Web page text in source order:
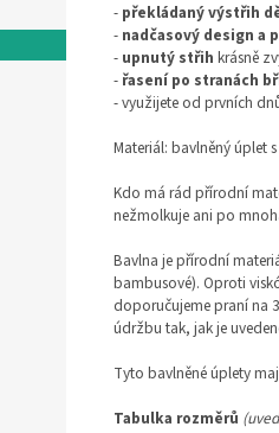
- překládaný výstřih
- nadčasový design a
- upnutý střih krásně
- řasení po stranách
- využijete od prvních
Materiál: bavlněný úplet
Kdo má rád přírodní
nežmolkuje ani po
Bavlna je přírodní
bambusové). Oproti
doporučujeme praní na
údržbu tak, jak je
Tyto bavlněné úplety
Tabulka rozměrů